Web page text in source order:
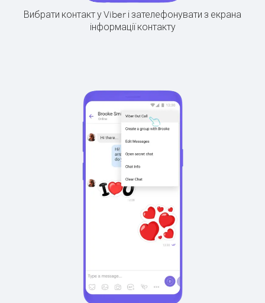
Вибрати контакт у Viber і зателефонувати з екрана
інформації контакту